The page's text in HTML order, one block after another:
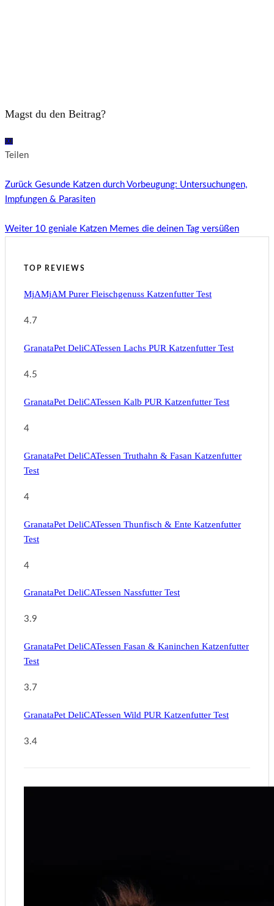
Magst du den Beitrag?
00
Teilen
Zurück Gesunde Katzen durch Vorbeugung: Untersuchungen,
Impfungen & Parasiten
Weiter10 geniale Katzen Memes die deinen Tag versüßen
TOP REVIEWS
MjAMjAM Purer Fleischgenuss Katzenfutter Test
4.7
GranataPet DeliCATessen Lachs PUR Katzenfutter Test
4.5
GranataPet DeliCATessen Kalb PUR Katzenfutter Test
4
GranataPet DeliCATessen Truthahn & Fasan Katzenfutter
Test
4
GranataPet DeliCATessen Thunfisch & Ente Katzenfutter
Test
4
GranataPet DeliCATessen Nassfutter Test
3.9
GranataPet DeliCATessen Fasan & Kaninchen Katzenfutter
Test
3.7
GranataPet DeliCATessen Wild PUR Katzenfutter Test
3.4